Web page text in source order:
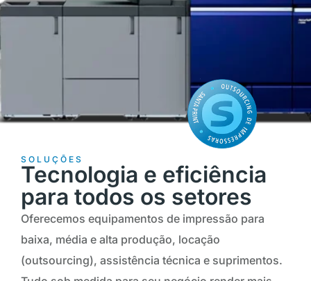
SOLUÇÕES
Tecnologia e eficiência
para todos os setores
Oferecemos equipamentos de impressão para
baixa, média e alta produção, locação
(outsourcing), assistência técnica e suprimentos.